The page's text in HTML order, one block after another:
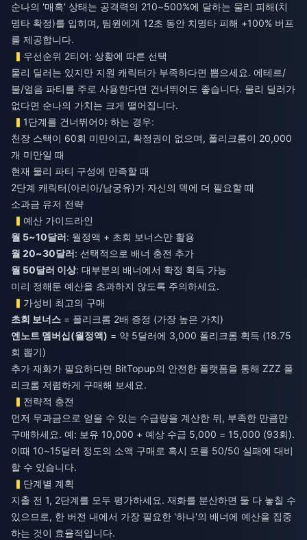
순나의 '매혹' 상태는 공격력의 210~500%에 달하는 물리 피해(치
명타 확정)를 입히며, 팀원에게 12초 동안 치명타 피해 +100% 버프
를 제공합니다.
우선순위 2티어: 상황에 따른 선택
물리 딜러는 있지만 지원 캐릭터가 부족하다면 뽑으세요. 에테르/
불/얼음 파티를 주로 사용한다면 건너뛰어도 좋습니다. 물리 딜러가
없다면 순나의 가치는 크게 떨어집니다.
1단계를 건너뛰어야 하는 경우:
천장 스택이 60회 미만이고, 확정권이 없으며, 폴리크롬이 20,000
개 미만일 때
현재 물리 파티 구성에 만족할 때
2단계 캐릭터(아리아/남궁유)가 자신의 덱에 더 필요할 때
소과금 유저 전략
예산 가이드라인
월 5~10달러: 월정액 + 초회 보너스만 활용
월 20~30달러: 선택적으로 배너 충전 추가
월 50달러 이상: 대부분의 배너에서 확정 획득 가능
미리 정해둔 예산을 초과하지 않도록 주의하세요.
가성비 최고의 구매
초회 보너스
엔노트 멤버십(월정액) = 약 5달러에 3,000 폴리크롬 획득 (18.75
회 뽑기)
추가 재화가 필요하다면 BitTopup의 안전한 플랫폼을 통해 ZZZ 폴
리크롬 저렴하게 구매해 보세요.
전략적 충전
먼저 무과금으로 얻을 수 있는 수급량을 계산한 뒤, 부족한 만큼만
구매하세요. 예: 보유 10,000 + 예상 수급 5,000 = 15,000 (93회).
이때 10~15달러 정도의 소액 구매로 혹시 모를 50/50 실패에 대비
할 수 있습니다.
단계별 계획
지출 전 1, 2단계를 모두 평가하세요. 재화를 분산하면 둘 다 놓칠 수
있으므로, 한 버전 내에서 가장 필요한 '하나'의 배너에 예산을 집중
하는 것이 효율적입니다.